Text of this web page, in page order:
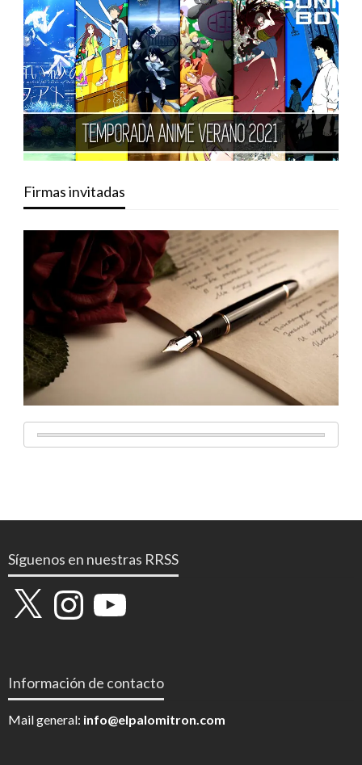
Firmas invitadas
Síguenos en nuestras RRSS
X InstagramYouTube
Información de contacto
Mail general: info@elpalomitron.com